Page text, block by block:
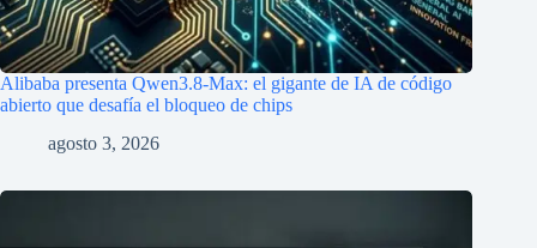
Alibaba presenta Qwen3.8-Max: el gigante de IA de código
abierto que desafía el bloqueo de chips
agosto 3, 2026